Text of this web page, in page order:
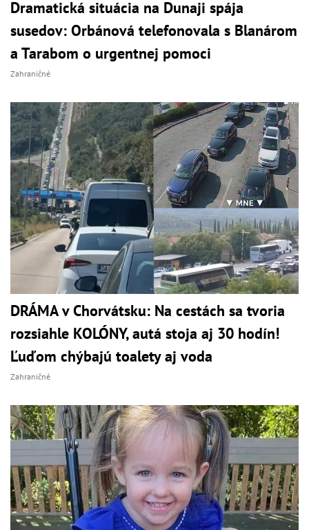
Dramatická situácia na Dunaji spája
susedov: Orbánová telefonovala s Blanárom
a Tarabom o urgentnej pomoci
Zahraničné
DRÁMA v Chorvátsku: Na cestách sa tvoria
rozsiahle KOLÓNY, autá stoja aj 30 hodín!
Ľuďom chýbajú toalety aj voda
Zahraničné